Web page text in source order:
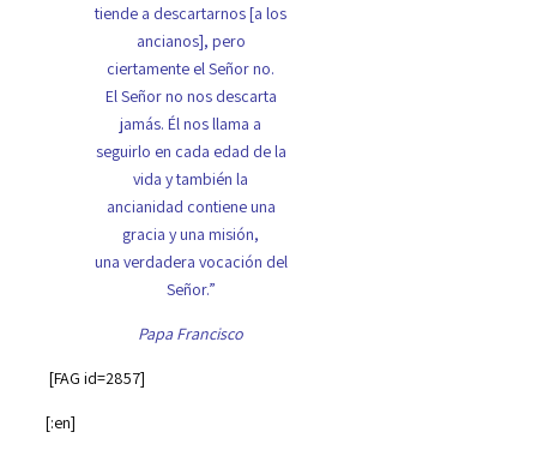
tiende a descartarnos [a los
ancianos], pero
ciertamente el Señor no.
El Señor no nos descarta
jamás. Él nos llama a
seguirlo en cada edad de la
vida y también la
ancianidad contiene una
gracia y una misión,
una verdadera vocación del
Señor.”
Papa Francisco
[FAG id=2857]
[:en]